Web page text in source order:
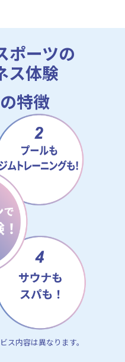
ポーツの
ス体験
特徴
ス内容は異なります。